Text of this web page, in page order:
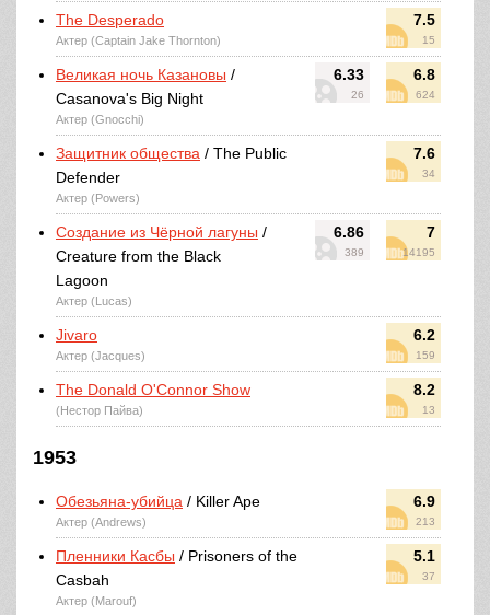
7.5
15
The Desperado
Актер (Captain Jake Thornton)
6.33
26
6.8
624
Великая ночь Казановы /
Casanova's Big Night
Актер (Gnocchi)
7.6
34
Защитник общества / The Public
Defender
Актер (Powers)
6.86
389
7
14195
Создание из Чёрной лагуны /
Creature from the Black
Lagoon
Актер (Lucas)
6.2
159
Jivaro
Актер (Jacques)
8.2
13
The Donald O'Connor Show
(Нестор Пайва)
1953
6.9
213
Обезьяна-убийца / Killer Ape
Актер (Andrews)
5.1
37
Пленники Касбы / Prisoners of the
Casbah
Актер (Marouf)